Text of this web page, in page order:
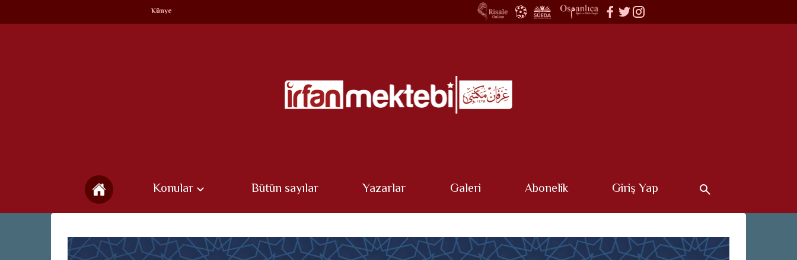
Künye
Konular Bütün sayılar Yazarlar Galeri Abonelik Giriş Yap